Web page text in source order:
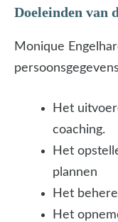
Doeleinden van
Monique
Het
coaching.
Het
plannen
Het
Het